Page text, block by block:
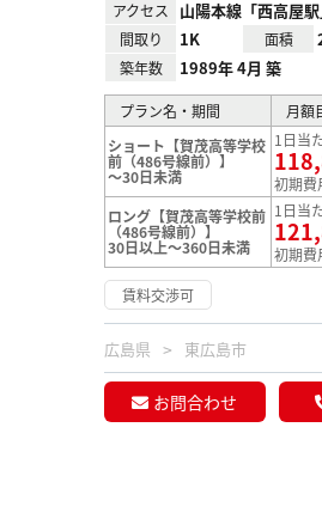
アクセス 山陽本線「西高屋駅
間取り 1K 面積
築年数 1989年 4月 築
プラン名・期間
月額
ショート【賀茂高等学校
前（486号線前）】
～30日未満
1日当
初期費
ロング【賀茂高等学校前
（486号線前）】
30日以上～360日未満
1日当
初期費
賃料交渉可
広島県 東広島市
お問合わせ